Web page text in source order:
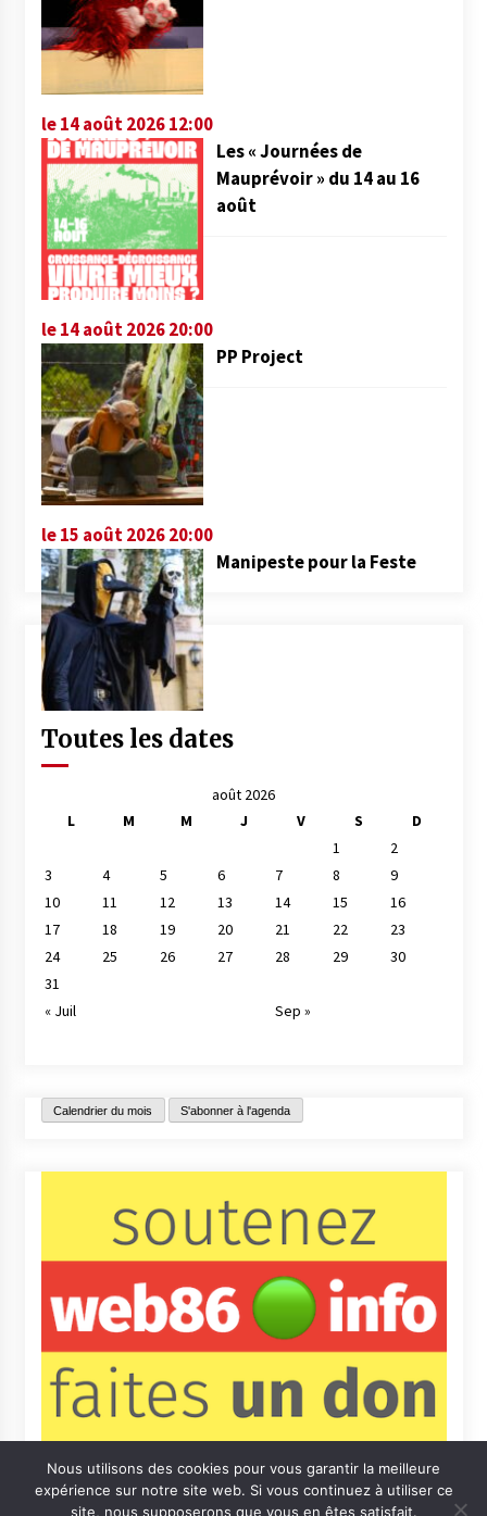
le 14 août 2026 12:00
Les « Journées de
Mauprévoir » du 14 au 16
août
le 14 août 2026 20:00
PP Project
le 15 août 2026 20:00
Manipeste pour la Feste
Toutes les dates
août 2026
L
M M J V S
D
1
2
3
4 5 6 7 8
9
10
11 12 13 14 15
16
17
18 19 20 21 22
23
24
25 26 27 28 29
30
31
« Juil
Sep »
Calendrier du mois S'abonner à l'agenda
Nous utilisons des cookies pour vous garantir la meilleure
expérience sur notre site web. Si vous continuez à utiliser ce
site, nous supposerons que vous en êtes satisfait.